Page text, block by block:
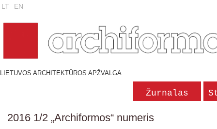
LT EN
LIETUVOS ARCHITEKTŪROS APŽVALGA
Žurnalas
2016 1/2 „Archiformos“ numeris